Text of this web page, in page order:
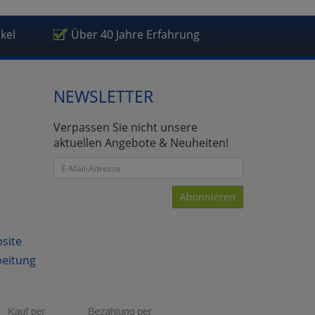
Über 40 Jahre Erfahrung
NEWSLETTER
Verpassen Sie nicht unsere
aktuellen Angebote & Neuheiten!
Abonnieren